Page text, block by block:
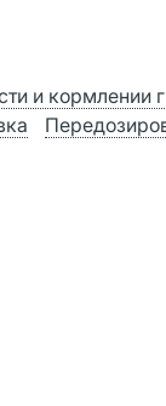
и кормлении